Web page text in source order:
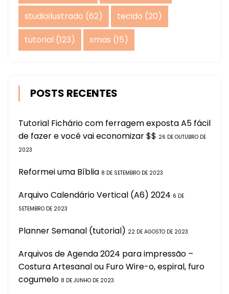
studioilustrado (62) tecido (20)
tutorial (123) xmas (15)
POSTS RECENTES
Tutorial Fichário com ferragem exposta A5 fácil
de fazer e você vai economizar $$ 26 DE OUTUBRO DE
2023
Reformei uma Bíblia 8 DE SETEMBRO DE 2023
Arquivo Calendário Vertical (A6) 2024 6 DE
SETEMBRO DE 2023
Planner Semanal (tutorial) 22 DE AGOSTO DE 2023
Arquivos de Agenda 2024 para impressão –
Costura Artesanal ou Furo Wire-o, espiral, furo
cogumelo 8 DE JUNHO DE 2023